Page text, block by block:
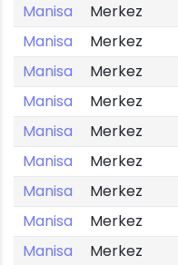
Manisa
Merkez
Manisa
Merkez
Manisa
Merkez
Manisa
Merkez
Manisa
Merkez
Manisa
Merkez
Manisa
Merkez
Manisa
Merkez
Manisa
Merkez